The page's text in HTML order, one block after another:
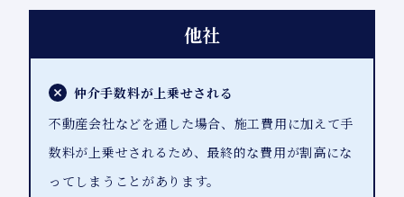
他社
仲介手数料が上乗せされる
不動産会社などを通した場合、施工費用に加えて手
数料が上乗せされるため、最終的な費用が割高にな
ってしまうことがあります。